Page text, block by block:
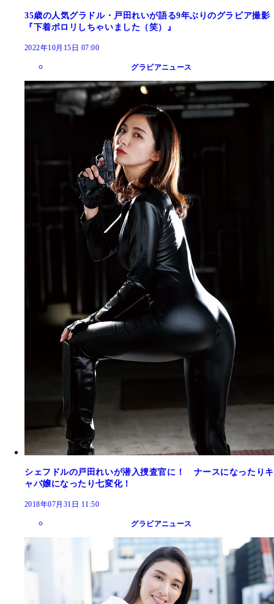
35歳の人気グラドル・戸田れいが語る9年ぶりのグラビア撮影
『下着ポロリしちゃいました（笑）』
2022年10月15日 07:00
グラビアニュース
シェフドルの戸田れいが潜入捜査官に！ ナースになったりキ
ャバ嬢になったり七変化！
2018年07月31日 11:50
グラビアニュース